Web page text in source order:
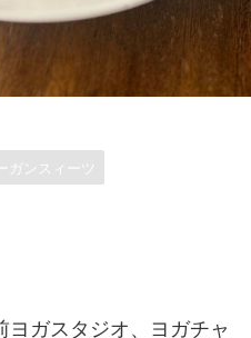
ガンスィーツ
ガスタジオ、ヨガチャ